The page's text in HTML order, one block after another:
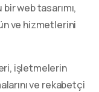
web tasarımı,
ve hizmetlerini
işletmelerin
ve rekabetçi